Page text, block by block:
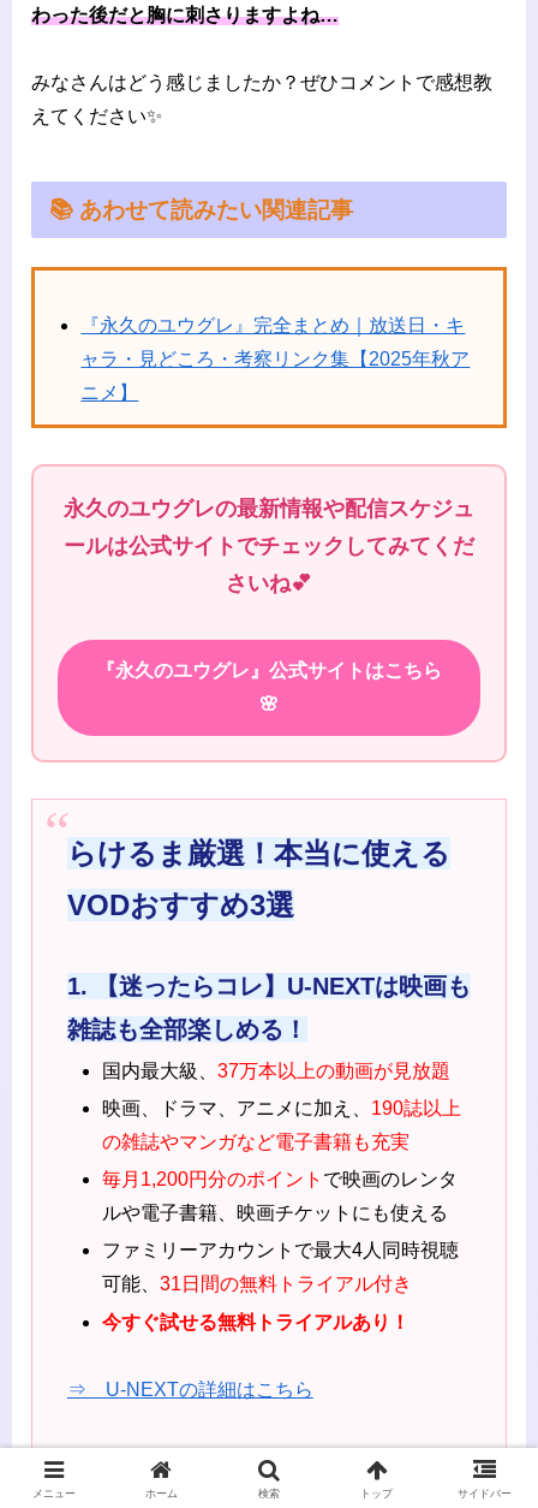
わった後だと胸に刺さりますよね…
みなさんはどう感じましたか？ぜひコメントで感想教
えてください✨
📚 あわせて読みたい関連記事
『永久のユウグレ』完全まとめ｜放送日・キ
ャラ・見どころ・考察リンク集【2025年秋ア
ニメ】
永久のユウグレの最新情報や配信スケジュ
ールは公式サイトでチェックしてみてくだ
さいね💕
『永久のユウグレ』公式サイトはこちら
🌸
らけるま厳選！本当に使える
VODおすすめ3選
1. 【迷ったらコレ】U-NEXTは映画も
雑誌も全部楽しめる！
国内最大級、 37万本以上の動画が見放題
映画、ドラマ、アニメに加え、 190誌以上
の雑誌やマンガなど電子書籍も充実
毎月1,200円分のポイント で映画のレンタ
ルや電子書籍、映画チケットにも使える
ファミリーアカウントで最大4人同時視聴
可能、 31日間の無料トライアル付き
今すぐ試せる無料トライアルあり！
⇒ U-NEXTの詳細はこちら
2. 【アニメ好き必見】DMM TVはコ
メニュー ホーム 検索 トップ サイドバー